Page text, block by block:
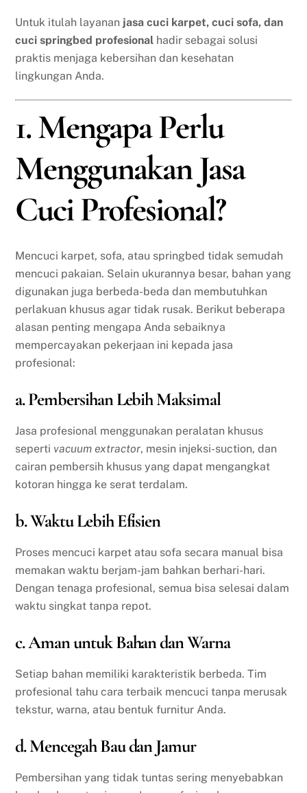
Untuk itulah layanan jasa cuci karpet, cuci sofa, dan
cuci springbed profesional hadir sebagai solusi
praktis menjaga kebersihan dan kesehatan
lingkungan Anda.
1. Mengapa Perlu
Menggunakan Jasa
Cuci Profesional?
Mencuci karpet, sofa, atau springbed tidak semudah
mencuci pakaian. Selain ukurannya besar, bahan yang
digunakan juga berbeda-beda dan membutuhkan
perlakuan khusus agar tidak rusak. Berikut beberapa
alasan penting mengapa Anda sebaiknya
mempercayakan pekerjaan ini kepada jasa
profesional:
a. Pembersihan Lebih Maksimal
Jasa profesional menggunakan peralatan khusus
seperti vacuum extractor, mesin injeksi-suction, dan
cairan pembersih khusus yang dapat mengangkat
kotoran hingga ke serat terdalam.
b. Waktu Lebih Efisien
Proses mencuci karpet atau sofa secara manual bisa
memakan waktu berjam-jam bahkan berhari-hari.
Dengan tenaga profesional, semua bisa selesai dalam
waktu singkat tanpa repot.
c. Aman untuk Bahan dan Warna
Setiap bahan memiliki karakteristik berbeda. Tim
profesional tahu cara terbaik mencuci tanpa merusak
tekstur, warna, atau bentuk furnitur Anda.
d. Mencegah Bau dan Jamur
Pembersihan yang tidak tuntas sering menyebabkan